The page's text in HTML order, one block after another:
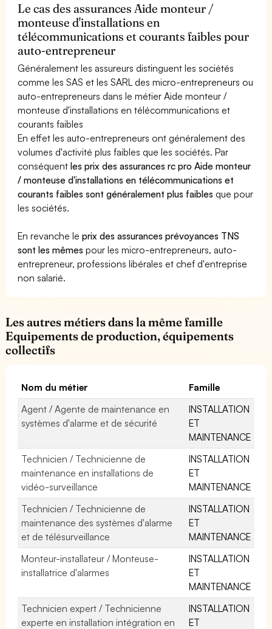
Le cas des assurances Aide monteur /
monteuse d'installations en
télécommunications et courants faibles pour
auto-entrepreneur
Généralement les assureurs distinguent les sociétés
comme les SAS et les SARL des micro-entrepreneurs ou
auto-entrepreneurs dans le métier Aide monteur /
monteuse d'installations en télécommunications et
courants faibles
En effet les auto-entrepreneurs ont généralement des
volumes d'activité plus faibles que les sociétés. Par
conséquentles prix des assurances rc pro Aide monteur
/ monteuse d'installations en télécommunications et
courants faibles sont généralement plus faibles que pour
les sociétés.
En revanche leprix des assurances prévoyances TNS
sont les mêmes pour les micro-entrepreneurs, auto-
entrepreneur, professions libérales et chef d'entreprise
non salarié.
Les autres métiers dans la même famille
Equipements de production, équipements
collectifs
Nom du métier
Famille
Agent / Agente de maintenance en
systèmes d'alarme et de sécurité
INSTALLATION
ET
MAINTENANCE
Technicien / Technicienne de
maintenance en installations de
vidéo-surveillance
INSTALLATION
ET
MAINTENANCE
Technicien / Technicienne de
maintenance des systèmes d'alarme
et de télésurveillance
INSTALLATION
ET
MAINTENANCE
Monteur-installateur / Monteuse-
installatrice d'alarmes
INSTALLATION
ET
MAINTENANCE
Technicien expert / Technicienne
experte en installation intégration en
INSTALLATION
ET